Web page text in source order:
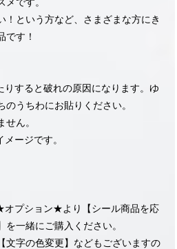
！という方など、さまざまな方にき
です！
すると破れの原因になります。ゆ
うちわにお貼りください。
ん。
ージです。
プション★より【シール商品を応
一緒にご購入ください。
文字の色変更】などもございますの